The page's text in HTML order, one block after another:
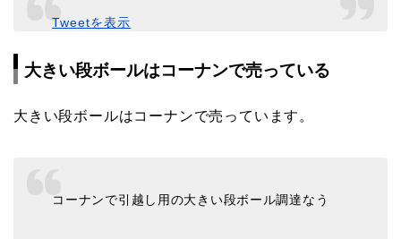
Tweetを表示
大きい段ボールはコーナンで売っている
大きい段ボールはコーナンで売っています。
コーナンで引越し用の大きい段ボール調達なう